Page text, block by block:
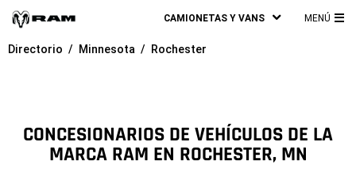
CAMIONETAS Y VANS MENÚ
Directorio Minnesota Rochester
CONCESIONARIOS DE VEHÍCULOS DE LA
MARCA RAM EN ROCHESTER, MN